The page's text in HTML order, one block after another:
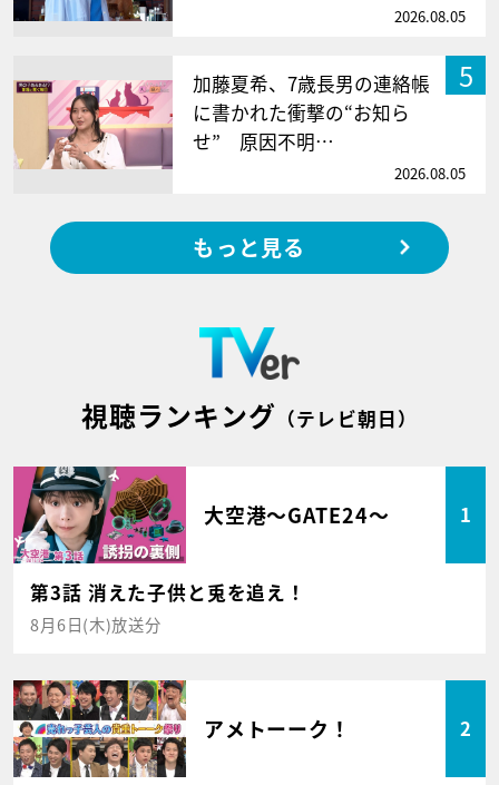
2026.08.05
5
加藤夏希、7歳長男の連絡帳
に書かれた衝撃の“お知ら
せ” 原因不明…
2026.08.05
もっと見る
視聴ランキング （テレビ朝日）
大空港～GATE24～ 1
第3話 消えた子供と兎を追え！
8月6日(木)放送分
アメトーーク！ 2